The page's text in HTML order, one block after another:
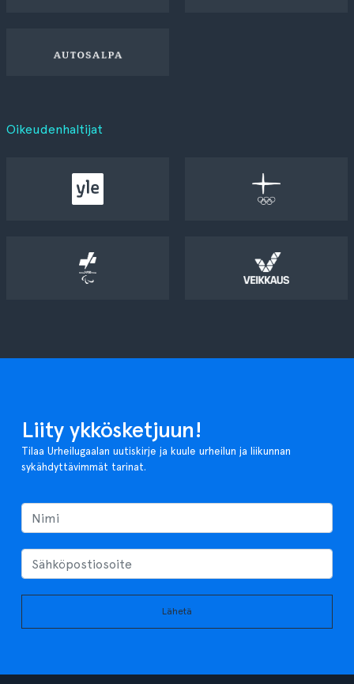
Oikeudenhaltijat
Liity ykkösketjuun!
Tilaa Urheilugaalan uutiskirje ja kuule urheilun ja liikunnan
sykähdyttävimmät tarinat.
Lähetä